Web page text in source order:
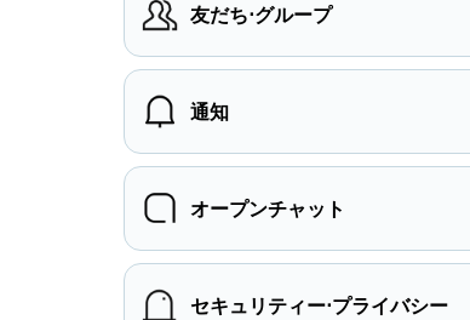
友だち⋅グループ
通知
オープンチャット
セキュリティー⋅プライバシー